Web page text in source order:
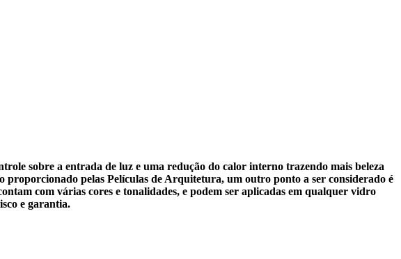
sobre a entrada de luz e uma redução do calor interno trazendo mais beleza
pelas Películas de Arquitetura, um outro ponto a ser considerado é
com várias cores e tonalidades, e podem ser aplicadas em qualquer vidro
e garantia.